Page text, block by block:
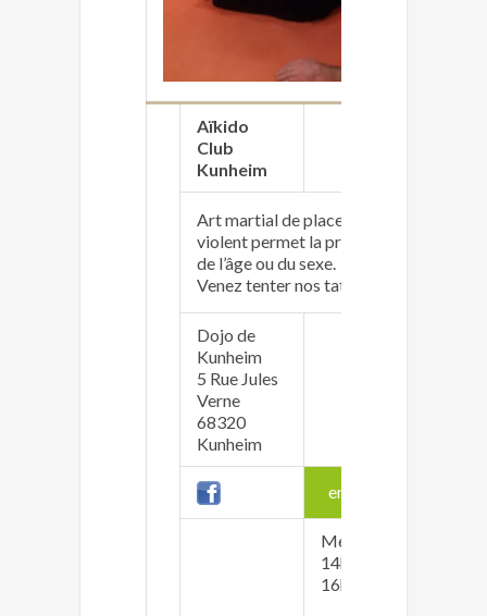
Aïkido
Club
Kunheim
Art martial de placement, de
violent permet la pratique pour tous
de l’âge ou du sexe.
Venez tenter nos tatamis !
Dojo de
Kunheim
5 Rue Jules
Verne
68320
Kunheim
enfants
Mercredi
14h30 -
16h00